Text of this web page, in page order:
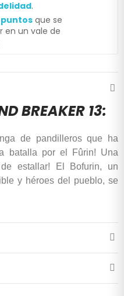
.
puntos que se
un vale de
BREAKER 13:
de pandilleros que ha
batalla por el Fûrin! Una
estallar! El Bofurin, un
y héroes del pueblo, se